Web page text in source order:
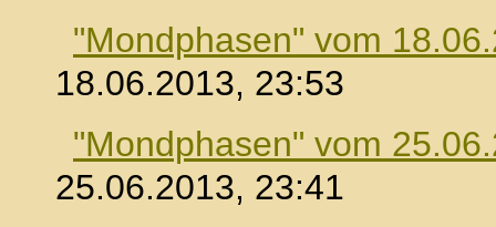
"Mondphasen" vom
18.06.2013, 23:53
"Mondphasen" vom
25.06.2013, 23:41